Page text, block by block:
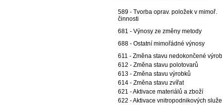
589 - Tvorba oprav. položek v mimoř.
činnosti
681 - Výnosy ze změny metody
688 - Ostatní mimořádné výnosy
611 - Změna stavu nedokončené
612 - Změna stavu polotovarů
613 - Změna stavu výrobků
614 - Změna stavu zvířat
621 - Aktivace materiálů a zboží
622 - Aktivace vnitropodnikových